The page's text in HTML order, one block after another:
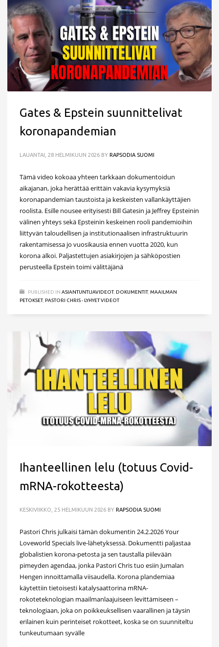
Gates & Epstein suunnittelivat
koronapandemian
LAUANTAI, 28 HELMIKUUN 2026 BY RAPSODIA SUOMI
Tämä video kokoaa yhteen tarkkaan dokumentoidun
aikajanan, joka herättää erittäin vakavia kysymyksiä
koronapandemian taustoista ja keskeisten vallankäyttäjien
roolista. Esille nousee erityisesti Bill Gatesin ja Jeffrey Epsteinin
välinen yhteys sekä Epsteinin keskeinen rooli pandemioihin
liittyvän taloudellisen ja institutionaalisen infrastruktuurin
rakentamisessa jo vuosikausia ennen vuotta 2020, kun
korona alkoi. Paljastettujen asiakirjojen ja sähköpostien
perusteella Epstein toimi välittäjänä
PUBLISHED IN ASIANTUNTIJAVIDEOT, DOKUMENTIT, MAAILMAN
PETOKSET, PASTORI CHRIS - LYHYET VIDEOT
Ihanteellinen lelu (totuus Covid-
mRNA-rokotteesta)
KESKIVIIKKO, 25 HELMIKUUN 2026 BY RAPSODIA SUOMI
Pastori Chris julkaisi tämän dokumentin 24.2.2026 Your
Loveworld Specials live-lähetyksessä. Dokumentti paljastaa
globalistien korona-petosta ja sen taustalla piilevään
pimeyden agendaa, jonka Pastori Chris tuo esiin Jumalan
Hengen innoittamalla viisaudella. Korona plandemiaa
käytettiin tietoisesti katalysaattorina mRNA-
rokoteteknologian maailmanlaajuiseen levittämiseen –
teknologiaan, joka on poikkeuksellisen vaarallinen ja täysin
erilainen kuin perinteiset rokotteet, koska se on suunniteltu
tunkeutumaan syvälle